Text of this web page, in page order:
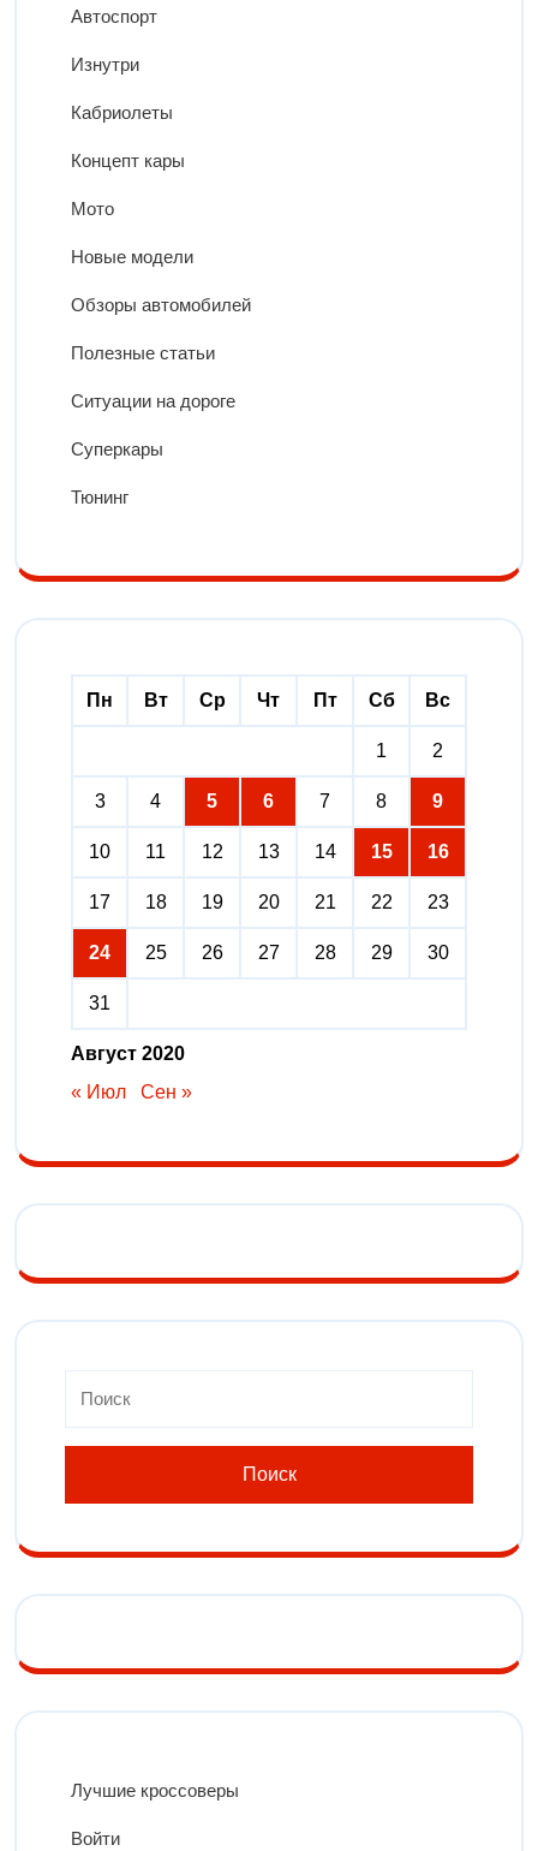
Автоспорт
Изнутри
Кабриолеты
Концепт кары
Мото
Новые модели
Обзоры автомобилей
Полезные статьи
Ситуации на дороге
Суперкары
Тюнинг
Август 2020
Пн Вт Ср Чт Пт Сб Вс
1 2
3 4 5 6 7 8 9
10 11 12 13 14 15 16
17 18 19 20 21 22 23
24 25 26 27 28 29 30
31
« Июл Сен »
Лучшие кроссоверы
Войти